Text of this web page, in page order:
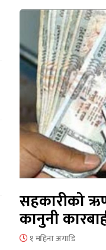
सहकारीको
कानुनी
१ महिना अगाडि